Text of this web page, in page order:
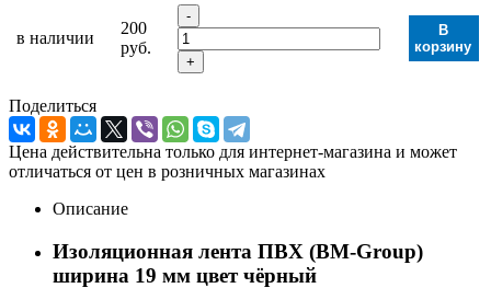
в наличии
200
руб.
-
+
В
корзину
Поделиться
Цена действительна только для интернет-магазина и может
отличаться от цен в розничных магазинах
Описание
Изоляционная лента ПВХ (BM-Group)
ширина 19 мм цвет чёрный